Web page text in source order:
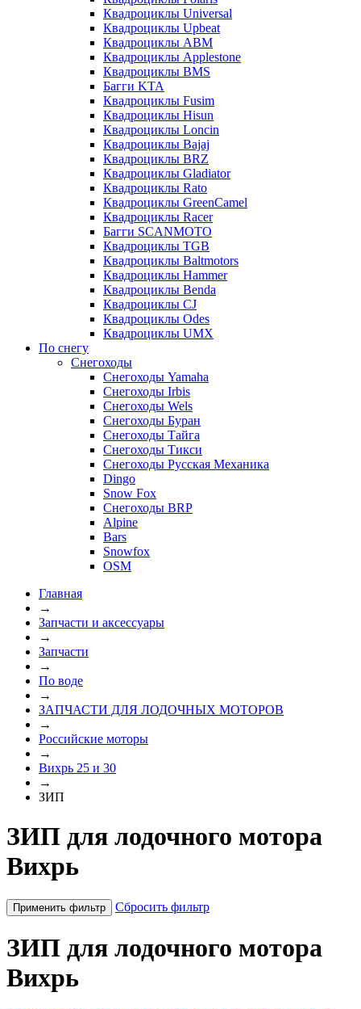
Квадроциклы Universal
Квадроциклы Upbeat
Квадроциклы ABM
Квадроциклы Applestone
Квадроциклы BMS
Багги KTA
Квадроциклы Fusim
Квадроциклы Hisun
Квадроциклы Loncin
Квадроциклы Bajaj
Квадроциклы BRZ
Квадроциклы Gladiator
Квадроциклы Rato
Квадроциклы GreenCamel
Квадроциклы Racer
Багги SCANMOTO
Квадроциклы TGB
Квадроциклы Baltmotors
Квадроциклы Hammer
Квадроциклы Benda
Квадроциклы CJ
Квадроциклы Odes
Квадроциклы UMX
По снегу
Снегоходы
Снегоходы Yamaha
Снегоходы Irbis
Снегоходы Wels
Снегоходы Буран
Снегоходы Тайга
Снегоходы Тикси
Снегоходы Русская Механика
Dingo
Snow Fox
Снегоходы BRP
Alpine
Bars
Snowfox
OSM
Главная
→
Запчасти и аксессуары
→
Запчасти
→
По воде
→
ЗАПЧАСТИ ДЛЯ ЛОДОЧНЫХ МОТОРОВ
→
Российские моторы
→
Вихрь 25 и 30
→
ЗИП
ЗИП для лодочного мотора
Вихрь
Применить фильтр Сбросить фильтр
ЗИП для лодочного мотора
Вихрь